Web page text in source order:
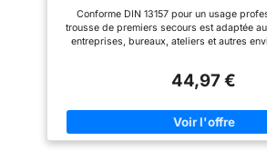
résistant que vous, c'est
pourquoi nous ne vendons que
des produits de la plus haute
Conforme DIN 13157 pour un usage
trousse de premiers secours est adaptée
entreprises, bureaux, ateliers et autres
permettre un accès rapide aux éléments
quotidien: La boîte rigide aide à protéger le
poussière, l’humidité et les contraintes du
bureau, un atelier ou un espace
44,97 €